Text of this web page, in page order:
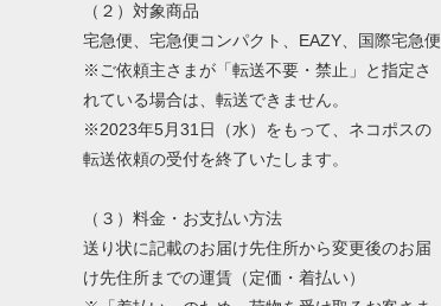
（２）対象商品
宅急便、宅急便コンパクト、EAZY、国際宅急便
※ご依頼主さまが「転送不要・禁止」と指定さ
れている場合は、転送できません。
※2023年5月31日（水）をもって、ネコポスの
転送依頼の受付を終了いたします。
（３）料金・お支払い方法
送り状に記載のお届け先住所から変更後のお届
け先住所までの運賃（定価・着払い）